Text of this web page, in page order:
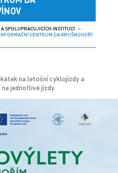
SPOLUPRACUJÍCÍCH INSTITUCÍ»
CENTRUM DA KRUŠNOHOŘÍ
na letošní cyklojízdy a
jednotlivé jízdy.